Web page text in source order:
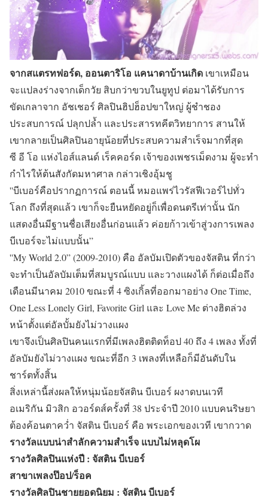
จากสแตรทฟอร์ด, ออนตาริโอ แคนาดาบ้านเกิด เขาเหมือน
จะแปลงร่างจากเด็กวัย สิบกว่าขวบในยูทูป ต่อมาได้รับการ
ขัดเกลาจาก อัชเชอร์ ศิลปินฮิปฮ็อปขาใหญ่ ผู้ชำชอง
ประสบการณ์ ปลุกปล้ำ และประสารทคีตวิทยาการ สานให้
เขากลายเป็นศิลปินอายุน้อยที่ประสบความสำเร็จมากที่สุด
ซี อี โอ แห่งไอส์แลนด์ เร็คคอร์ด เจ้าของเพชรเม็ดงาม ผู้จะทำ
กำไรให้ต้นสังกัดมหาศาล กล่าวเชิงอุ้มชู
''บีเบอร์คือปรากฏการณ์ ตอนนี้ หมอแพร่ไวรัสฟีเวอร์ไปทั่ว
โลก ถึงที่สุดแล้ว เขาก็จะยืนหยัดอยู่ก็เพื่อดนตรีเท่านั้น นัก
แสดงอื่นมีฐานชื่อเสียงอื่นก่อนแล้ว ค่อยก้าวเข้าสู่วงการเพลง
บีเบอร์จะไม่แบบนั้น”
''My World 2.0” (2009-2010) คือ อัลบัมเปิดตัวของจัสติน ที่กว่า
จะทำเป็นอัลบัมเต็มที่สมบูรณ์แบบ และวางแผงได้ ก็ต่อเมื่อถึง
เดือนมีนาคม 2010 ขณะที่ 4 ซิงเกิ้ลที่ออกมาอย่าง One Time,
One Less Lonely Girl, Favorite Girl และ Love Me ต่างฮิตล่วง
หน้าตั้งแต่อัลบั้มยังไม่วางแผง
เขาจึงเป็นศิลปินคนแรกที่มีเพลงฮิตติดท็อป 40 ถึง 4 เพลง ทั้งที่
อัลบัมยังไม่วางแผง ขณะที่อีก 3 เพลงที่เหลือก็มีอันดับใน
ชาร์ตทั้งสิ้น
สิ่งเหล่านี้ส่งผลให้หนุ่มน้อยจัสติน บีเบอร์ ผงาดบนเวที
อเมริกัน มิวสิก อวอร์ดส์ครั้งที่ 38 ประจำปี 2010 แบบคนริษยา
ต้องค้อนตาคว่ำ จัสติน บีเบอร์ คือ พระเอกของเวที เขากวาด
รางวัลแบบน่าสำลักความสำเร็จ แบบไม่หลุดโผ
รางวัลศิลปินแห่งปี : จัสติน บีเบอร์
สาขาเพลงป๊อป/ร็อค
รางวัลศิลปินชายยอดนิยม : จัสติน บีเบอร์